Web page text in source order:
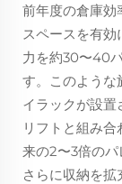
前年度の倉庫効
スペースを有
力を約30〜40
す。このような
イラックが設置
リフトと組み
来の2〜3倍のパ
さらに収納を